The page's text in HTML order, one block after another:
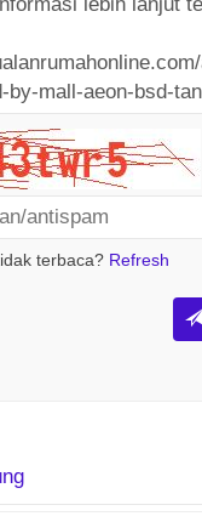
terbaca? Refresh